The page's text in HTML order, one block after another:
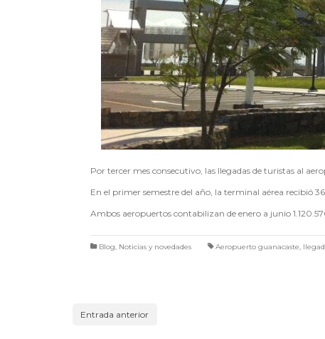
Por tercer mes consecutivo, las llegadas de turistas al
En el primer semestre del año, la terminal aérea recibió
Ambos aeropuertos contabilizan de enero a junio
Blog Noticias y novedades Aeropuerto guanacaste
Entrada anterior